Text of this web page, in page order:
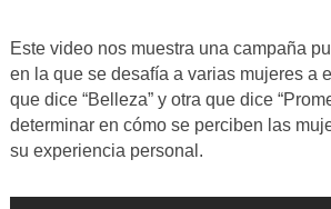
Este video nos muestra una campaña
en la que se desafía a varias mujeres a
que dice “Belleza” y otra que dice
determinar en cómo se perciben las
su experiencia personal.